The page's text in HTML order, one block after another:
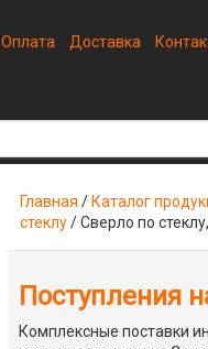
Оплата Доставка
Главная / Каталог
стеклу/Сверло по
Поступления
Комплексные поставки